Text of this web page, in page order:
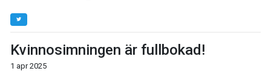
Kvinnosimningen är fullbokad!
1 apr 2025